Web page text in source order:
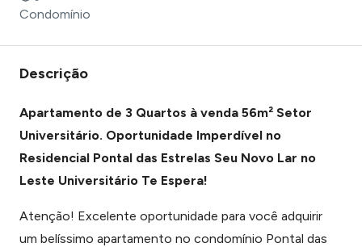
Condomínio
Descrição
Apartamento de 3 Quartos à venda 56m² Setor
Universitário. Oportunidade Imperdível no
Residencial Pontal das Estrelas Seu Novo Lar no
Leste Universitário Te Espera!
Atenção! Excelente oportunidade para você adquirir
um belíssimo apartamento no condomínio Pontal das